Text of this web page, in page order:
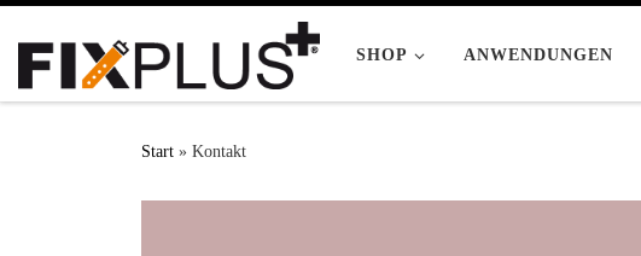
SHOP
ANWENDUNGEN
Start » Kontakt